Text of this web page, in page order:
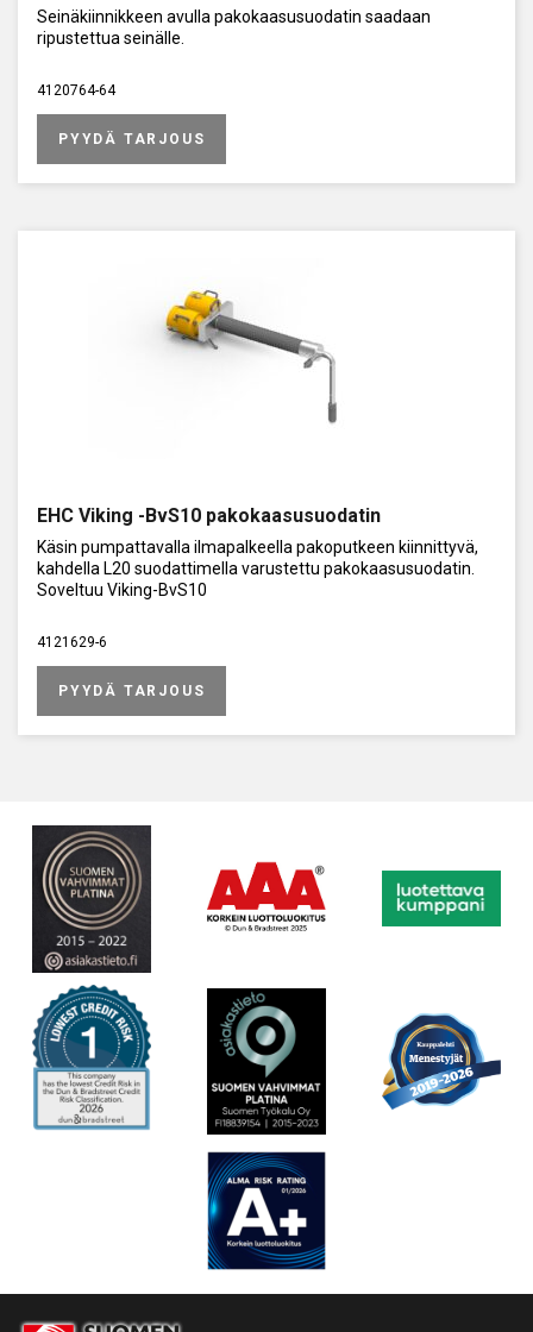
Seinäkiinnikkeen avulla pakokaasusuodatin saadaan
ripustettua seinälle.
4120764-64
PYYDÄ TARJOUS
EHC Viking -BvS10 pakokaasusuodatin
Käsin pumpattavalla ilmapalkeella pakoputkeen kiinnittyvä,
kahdella L20 suodattimella varustettu pakokaasusuodatin.
Soveltuu Viking-BvS10
4121629-6
PYYDÄ TARJOUS